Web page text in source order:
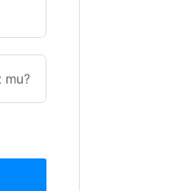
mu?